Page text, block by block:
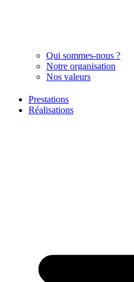
Qui sommes-nous ?
Notre organisation
Nos valeurs
Prestations
Réalisations